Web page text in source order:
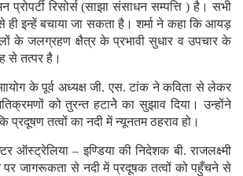
रिसोर्स (साझा संसाधन सम्पत्ति ) है। सभी
ही इन्हें बचाया जा सकता है। शर्मा ने कहा कि आयड़
के जलग्रहण क्षैत्र के प्रभावी सुधार व उपचार के
से तत्पर है।
के पूर्व अध्यक्ष जी. एस. टांक ने कविता से लेकर
को तुरन्त हटानेे का सुझाव दिया। उन्होंने
प्रदूषण तत्वों का नदी में न्यूनतम ठहराव हो।
ऑस्ट्रेलिया – इण्डिया की निदेशक बी. राजलक्ष्मी
जागरूकता से नदी में प्रदूषक तत्वों को पहुँचने से